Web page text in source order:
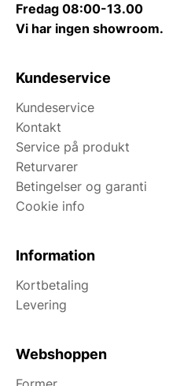
Fredag 08:00-13.00
Vi har ingen showroom.
Kundeservice
Kundeservice
Kontakt
Service på produkt
Returvarer
Betingelser og garanti
Cookie info
Information
Kortbetaling
Levering
Webshoppen